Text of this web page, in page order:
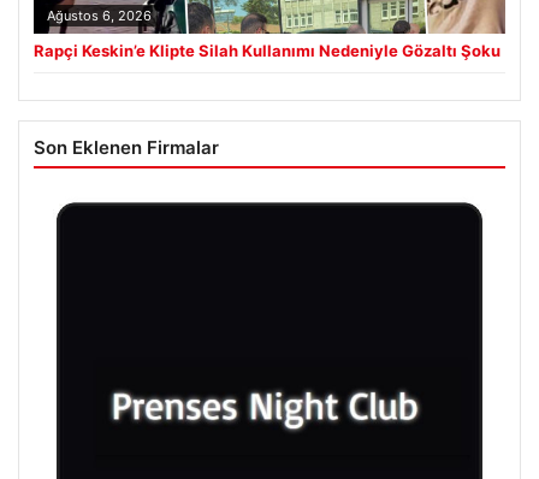
Ağustos 6, 2026
Rapçi Keskin’e Klipte Silah Kullanımı Nedeniyle Gözaltı Şoku
Son Eklenen Firmalar